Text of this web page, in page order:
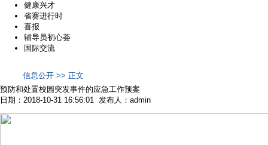
健康兴才
省赛进行时
喜报
辅导员初心荟
国际交流
信息公开 >> 正文
预防和处置校园突发事件的应急工作预案
日期：2018-10-31 16:56:01 发布人：admin